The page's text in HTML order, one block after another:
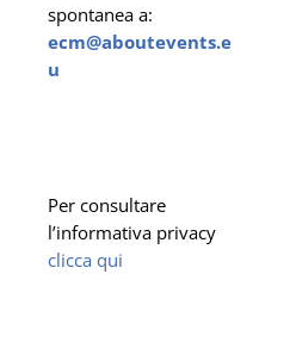
spontanea a:
ecm@aboutevents.e
u
Per consultare
l’informativa privacy
clicca qui